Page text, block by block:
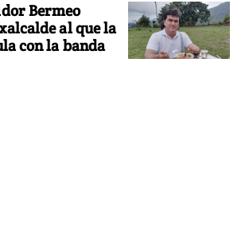
Bermeo
al que la
con la banda